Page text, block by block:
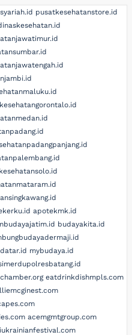
pusatkesehatanstore.id
apotekmk.id
budayakita.id
mybudaya.id
eatdrinkdishmpls.com
acemgmtgroup.com